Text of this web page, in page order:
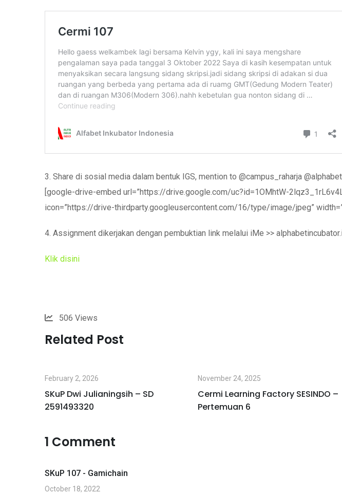
3. Share di sosial media dalam bentuk IGS, mention to @campus_raharja
[google-drive-embed url=”https://drive.google.com/uc?id=1OMhtW-
icon=”https://drive-thirdparty.googleusercontent.com/16/type/image/jpeg”
4. Assignment dikerjakan dengan pembuktian link melalui iMe >>
Klik disini
506 Views
Related Post
February 2, 2026
SKuP Dwi Julianingsih – SD
2591493320
November 24, 2025
Cermi Learning Factory SESINDO –
Pertemuan 6
1 Comment
SKuP 107 - Gamichain
October 18, 2022